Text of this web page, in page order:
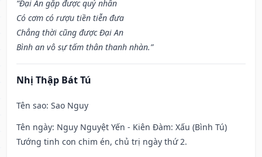
“Đại An gặp được quý nhân
Có cơm có rượu tiền tiễn đưa
Chẳng thời cũng được Đại An
Bình an vô sự tấm thân thanh nhàn.”
Nhị Thập Bát Tú
Tên sao: Sao Nguy
Tên ngày: Nguy Nguyệt Yến - Kiên Đàm: Xấu (Bình Tú)
Tướng tinh con chim én, chủ trị ngày thứ 2.